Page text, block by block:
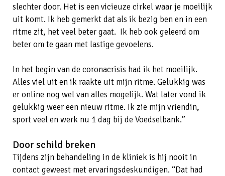
slechter door. Het is een vicieuze cirkel waar je moeilijk
uit komt. Ik heb gemerkt dat als ik bezig ben en in een
ritme zit, het veel beter gaat. Ik heb ook geleerd om
beter om te gaan met lastige gevoelens.
In het begin van de coronacrisis had ik het moeilijk.
Alles viel uit en ik raakte uit mijn ritme. Gelukkig was
er online nog wel van alles mogelijk. Wat later vond ik
gelukkig weer een nieuw ritme. Ik zie mijn vriendin,
sport veel en werk nu 1 dag bij de Voedselbank.”
Door schild breken
Tijdens zijn behandeling in de kliniek is hij nooit in
contact geweest met ervaringsdeskundigen. “Dat had